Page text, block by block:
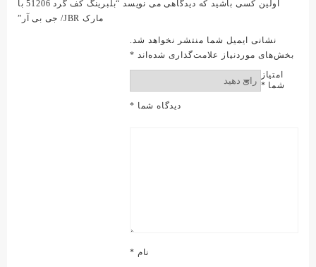
اولین کسی باشید که دیدگاهی می نویسد “بلبرینگ کف گرد 51206 با
مارک JBR/ جی بی آر”
نشانی ایمیل شما منتشر نخواهد شد.
بخش‌های موردنیاز علامت‌گذاری شده‌اند *
امتیاز
شما *
دیدگاه شما *
نام *